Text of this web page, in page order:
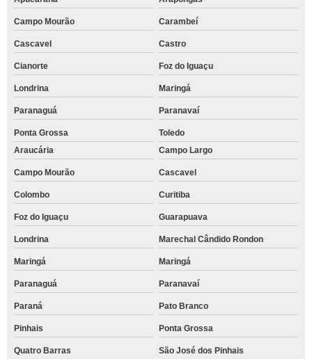
Campo Mourão Carambeí
Cascavel Castro
Cianorte Foz do Iguaçu
Londrina Maringá
Paranaguá Paranavaí
Ponta Grossa
Toledo
Araucária
Campo Largo
Campo Mourão Cascavel
Colombo Curitiba
Foz do Iguaçu Guarapuava
Londrina Marechal Cândido Rondon
Maringá Maringá
Paranaguá Paranavaí
Paraná Pato Branco
Pinhais Ponta Grossa
Quatro Barras São José dos Pinhais